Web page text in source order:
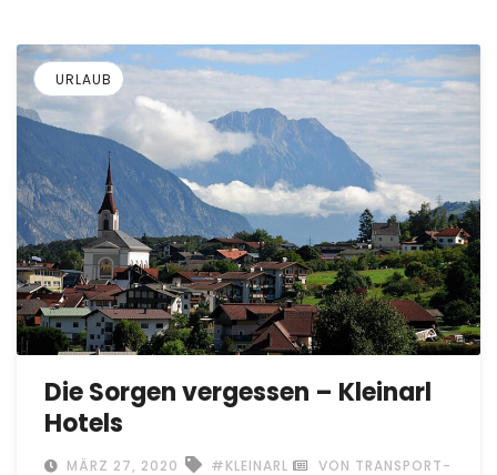
URLAUB
Die Sorgen vergessen – Kleinarl
Hotels
MÄRZ 27, 2020 #KLEINARL
VON TRANSPORT-